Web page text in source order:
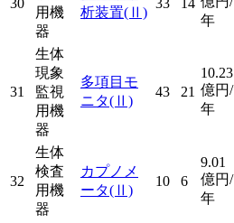
30
用機
器
析装置(Ⅱ)
33 14
年
31
生体
現象
監視
用機
器
多項目モ
ニタ(Ⅱ)
43 21
10.23
億円/
年
32
生体
検査
用機
器
カプノメ
ータ(Ⅱ)
10 6
9.01
億円/
年